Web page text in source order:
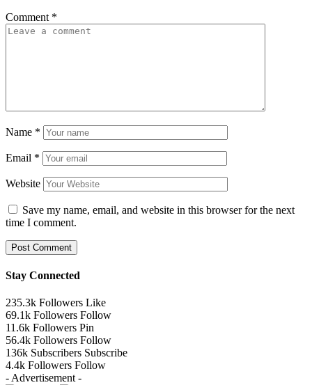
Comment *
Name *
Email *
Website
Save my name, email, and website in this browser for the next
time I comment.
Stay Connected
235.3k Followers Like
69.1k Followers Follow
11.6k Followers Pin
56.4k Followers Follow
136k Subscribers Subscribe
4.4k Followers Follow
- Advertisement -